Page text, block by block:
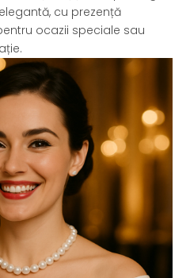
cu prezență
ocazii speciale sau